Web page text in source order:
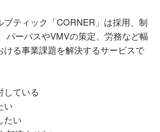
ブティック「CORNER」は採用、制
パーパスやVMVの策定、労務など幅
ける事業課題を解決するサービスで
している
い
たい